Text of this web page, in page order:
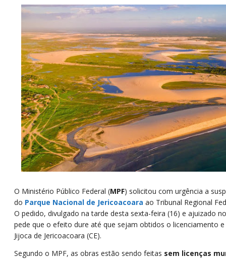
O Ministério Público Federal (MPF) solicitou com urgência a
do Parque Nacional de Jericoacoara ao Tribunal Regional
O pedido, divulgado na tarde desta sexta-feira (16) e ajuizado
pede que o efeito dure até que sejam obtidos o licenciamento
Jijoca de Jericoacoara (CE).
Segundo o MPF, as obras estão sendo feitas sem licenças